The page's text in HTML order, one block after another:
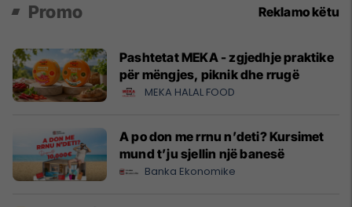
Promo Reklamo këtu
Pashtetat MEKA - zgjedhje praktike
për mëngjes, piknik dhe rrugë
MEKA HALAL FOOD
A po don me rrnu n’deti? Kursimet
mund t’ju sjellin një banesë
Banka Ekonomike